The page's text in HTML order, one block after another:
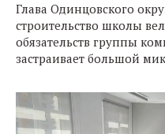
Глава Одинцовского
строительство школы
обязательств группы
застраивает большой